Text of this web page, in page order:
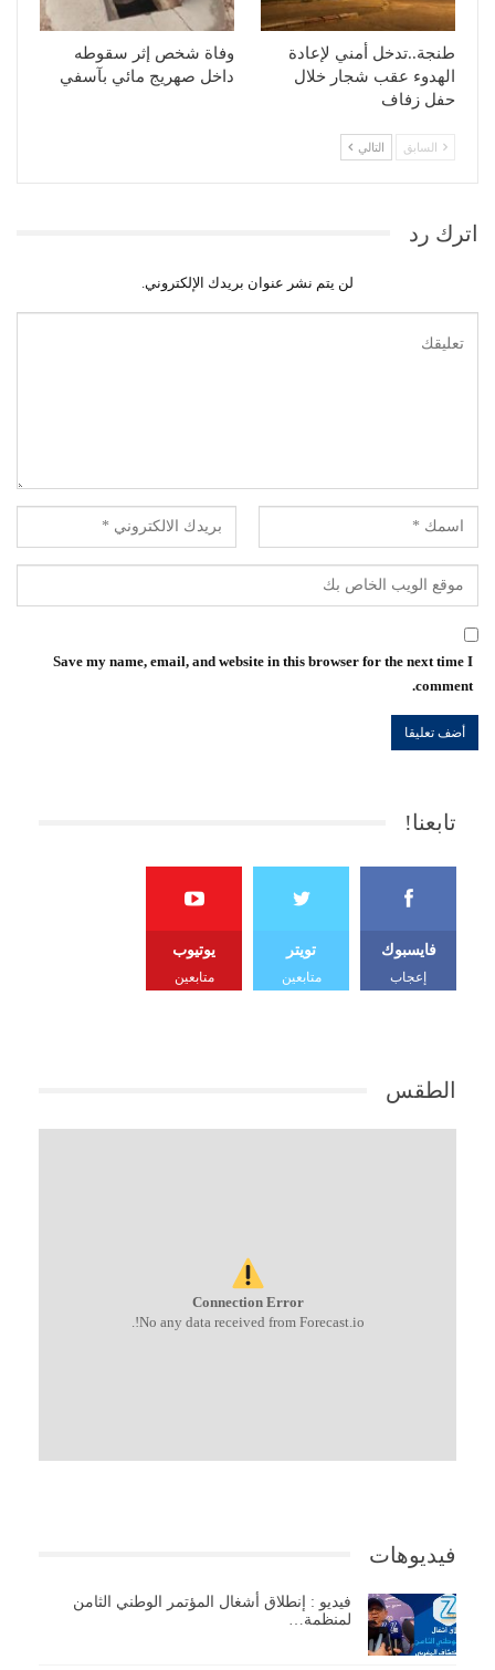
طنجة..تدخل أمني لإعادة
الهدوء عقب شجار خلال
حفل زفاف
وفاة شخص إثر سقوطه
داخل صهريج مائي بآسفي
السابق التالي
اترك رد
لن يتم نشر عنوان بريدك الإلكتروني.
Save my name, email, and website in this browser for the next time I
comment.
تابعنا!
فايسبوك
إعجاب
تويتر
متابعين
يوتيوب
متابعين
الطقس
Connection Error
No any data received from Forecast.io!.
فيديوهات
فيديو : إنطلاق أشغال المؤتمر الوطني الثامن
لمنظمة…